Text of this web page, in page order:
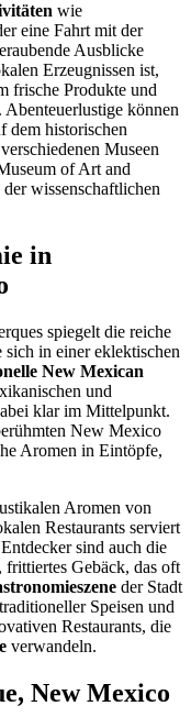
wie
eine Fahrt mit der
Ausblicke
Erzeugnissen ist,
frische Produkte und
können
dem historischen
Museen
of Art and
wissenschaftlichen
in
spiegelt die reiche
in einer eklektischen
New Mexican
und
klar im Mittelpunkt.
New Mexico
Aromen in Eintöpfe,
Aromen von
Restaurants serviert
sind auch die
frittiertes Gebäck, das oft
der Stadt
Speisen und
Restaurants, die
verwandeln.
New Mexico